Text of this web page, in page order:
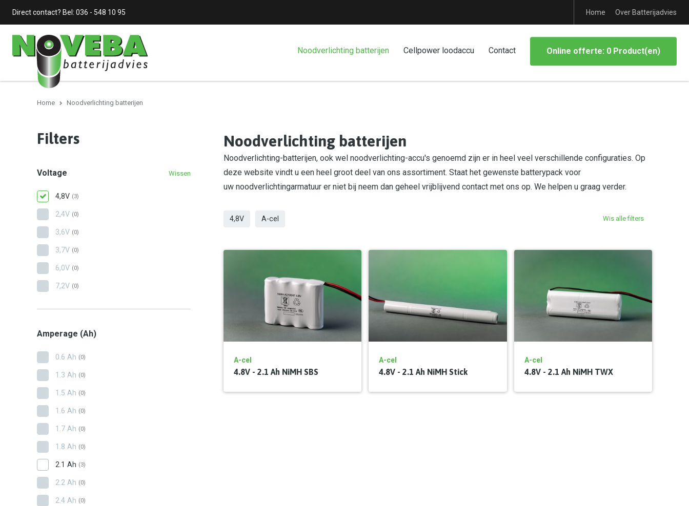
Direct contact? Bel: 036 - 548 10 95 Home Over Batterijadvies
Noodverlichting batterijen Cellpower loodaccu Contact Online offerte: 0 Product(en)
Home Noodverlichting batterijen
Noodverlichting batterijen
Noodverlichting-batterijen, ook wel noodverlichting-accu's genoemd zijn er in heel veel verschillende configuraties. Op
deze website vindt u een heel groot deel van ons assortiment. Staat het gewenste batterypack voor
uw noodverlichtingarmatuur er niet bij neem dan geheel vrijblijvend contact met ons op. We helpen u graag verder.
4,8V A-cel Wis alle filters
A-cel
4.8V - 2.1 Ah NiMH SBS
A-cel
4.8V - 2.1 Ah NiMH Stick
A-cel
4.8V - 2.1 Ah NiMH TWX
Filters
Voltage Wissen
4,8V (3)
2,4V (0)
3,6V (0)
3,7V (0)
6,0V (0)
7,2V (0)
Amperage (Ah)
0.6 Ah (0)
1.3 Ah (0)
1.5 Ah (0)
1.6 Ah (0)
1.7 Ah (0)
1.8 Ah (0)
2.1 Ah (3)
2.2 Ah (0)
2.4 Ah (0)